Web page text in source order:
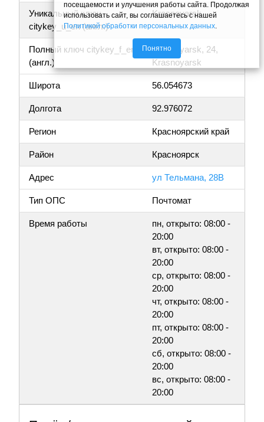
Уникальный ключ
citykey_u_en (англ.)
Krasnoyarsk
Полный ключ citykey_f_en
(англ.)
Krasnoyarsk, 24,
Krasnoyarsk
Широта 56.054673
Долгота 92.976072
Регион Красноярский край
Район Красноярск
Адрес ул Тельмана, 28В
Тип ОПС Почтомат
Время работы
пн, открыто: 08:00 -
20:00
вт, открыто: 08:00 -
20:00
ср, открыто: 08:00 -
20:00
чт, открыто: 08:00 -
20:00
пт, открыто: 08:00 -
20:00
сб, открыто: 08:00 -
20:00
вс, открыто: 08:00 -
20:00
посещаемости и улучшения работы сайта. Продолжая
использовать сайт, вы соглашаетесь с нашей
Политикой обработки персональных данных.
Понятно